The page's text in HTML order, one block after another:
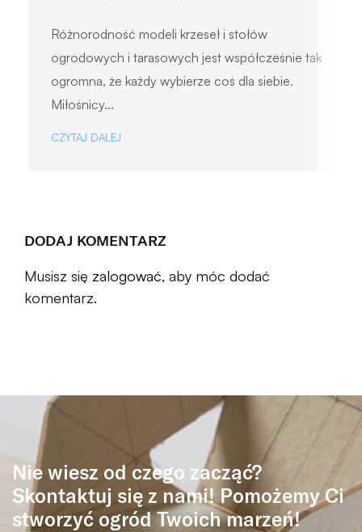
Różnorodność modeli krzeseł i stołów
ogrodowych i tarasowych jest współcześnie tak
ogromna, że każdy wybierze coś dla siebie.
Miłośnicy...
CZYTAJ DALEJ
DODAJ KOMENTARZ
Musisz się zalogować, aby móc dodać
komentarz.
Nie wiesz od czego zacząć?
Skontaktuj się z nami! Pomożemy Ci
stworzyć ogród Twoich marzeń!